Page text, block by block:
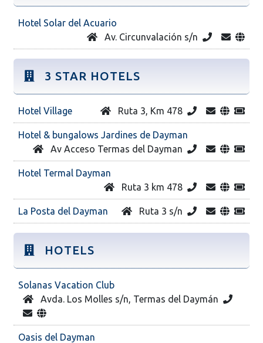
Hotel Solar del Acuario
Av. Circunvalación s/n
3 STAR HOTELS
Hotel Village Ruta 3, Km 478
Hotel & bungalows Jardines de Dayman
Av Acceso Termas del Dayman
Hotel Termal Dayman
Ruta 3 km 478
La Posta del Dayman Ruta 3 s/n
HOTELS
Solanas Vacation Club
Avda. Los Molles s/n, Termas del Daymán
Oasis del Dayman